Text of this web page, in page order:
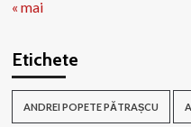
« mai
Etichete
ANDREI POPETE PĂTRAȘCU